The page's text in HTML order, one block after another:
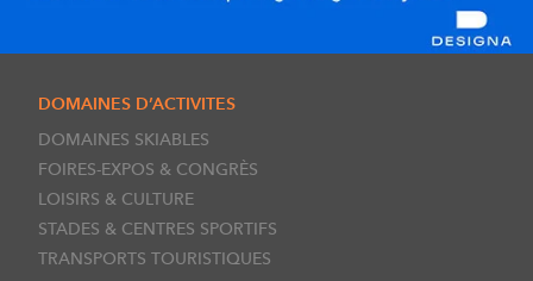
DOMAINES D’ACTIVITES
DOMAINES SKIABLES
FOIRES-EXPOS & CONGRÈS
LOISIRS & CULTURE
STADES & CENTRES SPORTIFS
TRANSPORTS TOURISTIQUES